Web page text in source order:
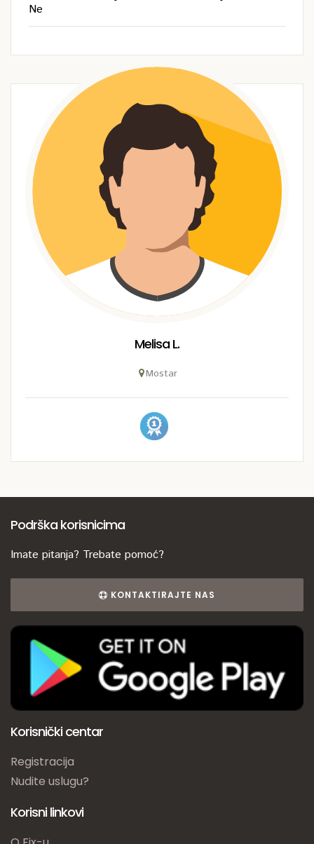
Ne
Melisa L.
Mostar
Podrška korisnicima
Imate pitanja? Trebate pomoć?
KONTAKTIRAJTE NAS
Korisnički centar
Registracija
Nudite uslugu?
Korisni linkovi